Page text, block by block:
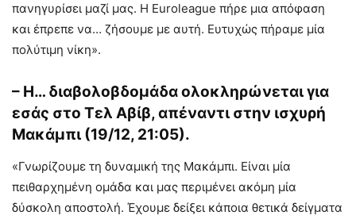
πανηγυρίσει μαζί μας. Η Euroleague πήρε μια απόφαση
και έπρεπε να… ζήσουμε με αυτή. Ευτυχώς πήραμε μία
πολύτιμη νίκη».
– Η… διαβολοβδομάδα ολοκληρώνεται για
εσάς στο Τελ Αβίβ, απέναντι στην ισχυρή
Μακάμπι (19/12, 21:05).
«Γνωρίζουμε τη δυναμική της Μακάμπι. Είναι μία
πειθαρχημένη ομάδα και μας περιμένει ακόμη μία
δύσκολη αποστολή. Έχουμε δείξει κάποια θετικά δείγματα